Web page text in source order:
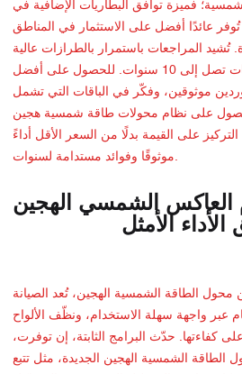
فميزة توافق البطاريات الإضافية في
تُوفر عائدًا أفضل على الاستثمار في المناطق
تُشيد المراجعات باستمرار بالطرازات عالية
الكفاءة لمتانتها، مع ضمانات تصل إلى 10 سنوات. للحصول على أفضل
موثوقين، وفكّر في الباقات التي تشمل
للحصول على نظام محولات طاقة شمسية هجين
على القيمة بدلًا من السعر الأقل أداءً
موثوقًا وفوائد مستدامة لسنوات.
العاكس الشمسي الهجين
الأمثل
الطاقة الشمسية الهجين، تُعد الصيانة
عبر واجهة سهلة الاستخدام، ونظّف الألواح
كفاءتها. حدّث البرامج الثابتة، إن توفرت،
الطاقة الشمسية الهجين الجديدة، مثل تتبع